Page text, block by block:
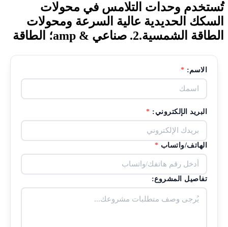
تُستخدم وحدات التلامس في محولات
السكك الحديدية عالية السرعة ومحولات
الطاقة الشمسية.2. صناعي & amp؛ الطاقة
الاسم: *
البريد الإلكتروني: *
الهاتف/واتساب *
تفاصيل المشروع: